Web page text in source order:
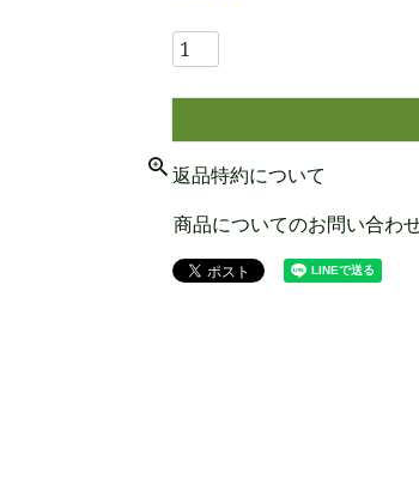
返品特約について
商品についてのお問い合わ